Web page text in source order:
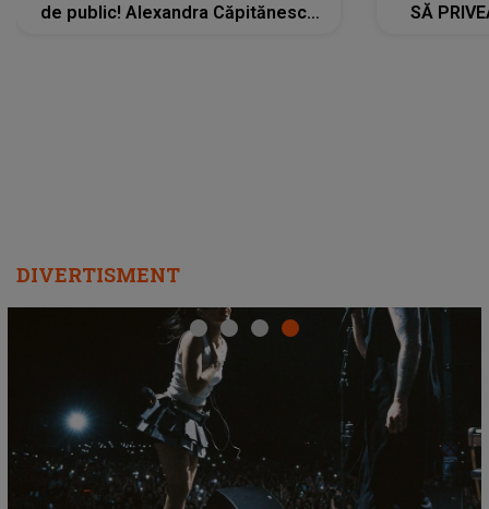
de public! Alexandra Căpitănescu
SĂ
DIVERTISMENT